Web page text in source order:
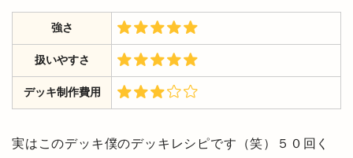
強さ
扱いやすさ
デッキ制作費用
実はこのデッキ僕のデッキレシピです（笑）５０回く